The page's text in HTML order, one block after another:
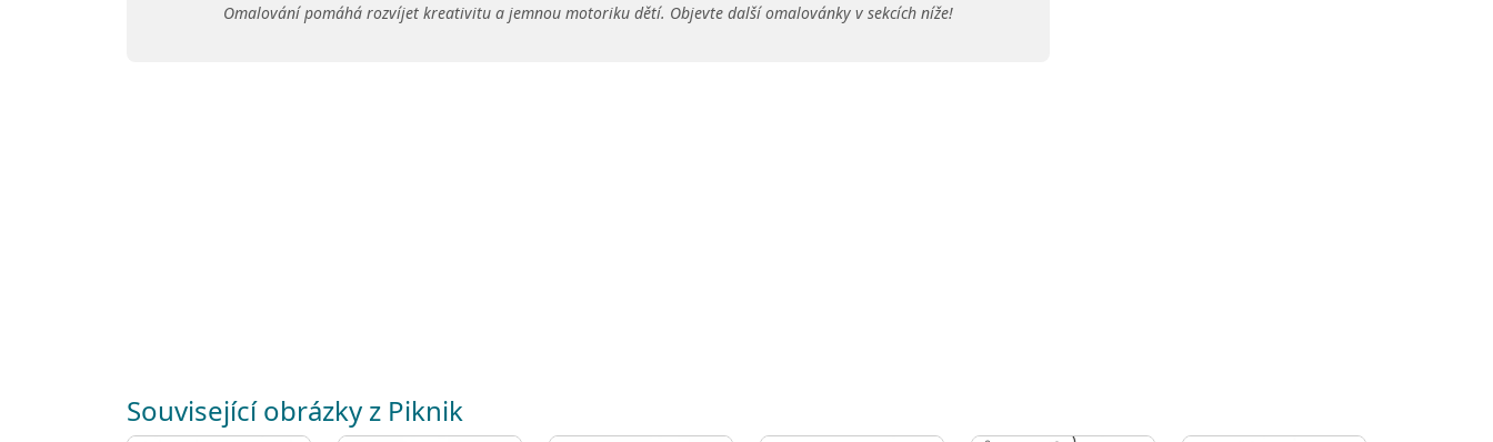
Omalování pomáhá rozvíjet kreativitu a jemnou motoriku dětí. Objevte další omalovánky v sekcích níže!
Související obrázky z Piknik